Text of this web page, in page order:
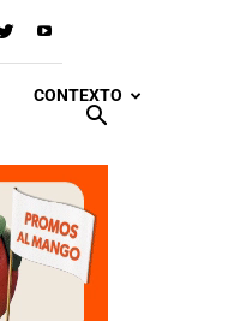
CONTEXTO